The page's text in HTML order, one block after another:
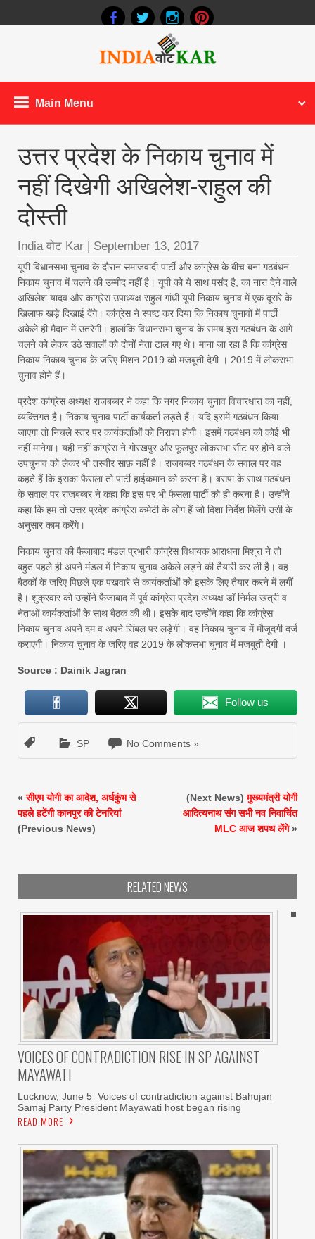
Main Menu
उत्तर प्रदेश के निकाय चुनाव में
नहीं दिखेगी अखिलेश-राहुल की
दोस्ती
India वोट Kar September 13, 2017
यूपी विधानसभा चुनाव के दौरान समाजवादी पार्टी और कांग्रेस के बीच बना गठबंधन
निकाय चुनाव में चलने की उम्मीद नहीं है। यूपी को ये साथ पसंद है, का नारा देने वाले
अखिलेश यादव और कांग्रेस उपाध्यक्ष राहुल गांधी यूपी निकाय चुनाव में एक दूसरे के
खिलाफ खड़े दिखाई देंगे। कांग्रेस ने स्पष्ट कर दिया कि निकाय चुनावों में पार्टी
अकेले ही मैदान में उतरेगी। हालांकि विधानसभा चुनाव के समय इस गठबंधन के आगे
चलने को लेकर उठे सवालों को दोनों नेता टाल गए थे। माना जा रहा है कि कांग्रेस
निकाय निकाय चुनाव के जरिए मिशन 2019 को मजबूती देगी । 2019 में लोकसभा
चुनाव होने हैं।
प्रदेश कांग्रेस अध्यक्ष राजबब्बर ने कहा कि नगर निकाय चुनाव विचारधारा का नहीं,
व्यक्तिगत है। निकाय चुनाव पार्टी कार्यकर्ता लड़ते हैं। यदि इसमें गठबंधन किया
जाएगा तो निचले स्तर पर कार्यकर्ताओं को निराशा होगी। इसमें गठबंधन को कोई भी
नहीं मानेगा। यही नहीं कांग्रेस ने गोरखपुर और फूलपुर लोकसभा सीट पर होने वाले
उपचुनाव को लेकर भी तस्वीर साफ़ नहीं है। राजबब्बर गठबंधन के सवाल पर वह
कहते हैं कि इसका फैसला तो पार्टी हाईकमान को करना है। बसपा के साथ गठबंधन
के सवाल पर राजबब्बर ने कहा कि इस पर भी फैसला पार्टी को ही करना है। उन्होंने
कहा कि हम तो उत्तर प्रदेश कांग्रेस कमेटी के लोग हैं जो दिशा निर्देश मिलेंगे उसी के
अनुसार काम करेंगे।
निकाय चुनाव की फैजाबाद मंडल प्रभारी कांग्रेस विधायक आराधना मिश्रा ने तो
बहुत पहले ही अपने मंडल में निकाय चुनाव अकेले लड़ने की तैयारी कर ली है। वह
बैठकों के जरिए पिछले एक पखवारे से कार्यकर्ताओं को इसके लिए तैयार करने में लगीं
है। शुक्रवार को उन्होंने फैजाबाद में पूर्व कांग्रेस प्रदेश अध्यक्ष डॉ निर्मल खत्री व
नेताओं कार्यकर्ताओं के साथ बैठक की थी। इसके बाद उन्होंने कहा कि कांग्रेस
निकाय चुनाव अपने दम व अपने सिंबल पर लड़ेगी। वह निकाय चुनाव में मौजूदगी दर्ज
कराएगी। निकाय चुनाव के जरिए वह 2019 के लोकसभा चुनाव में मजबूती देगी ।
Source : Dainik Jagran
Follow us
SP No Comments »
«सीएम योगी का आदेश, अर्धकुंभ से
पहले हटेंगी कानपुर की टेनरियां
(Previous News)
(Next News)मुख्यमंत्री योगी
आदित्यनाथ संग सभी नव निवार्चित
MLC आज शपथ लेंगे»
RELATED NEWS
VOICES OF CONTRADICTION RISE IN SP AGAINST
MAYAWATI
Lucknow, June 5 Voices of contradiction against Bahujan
Samaj Party President Mayawati host began rising
READ MORE